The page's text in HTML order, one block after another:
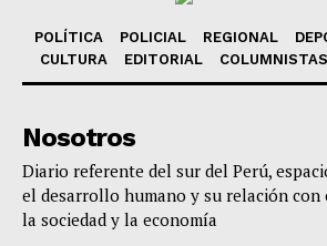
POLÍTICA POLICIAL REGIONAL
CULTURA
EDITORIAL COLUMNISTAS
Nosotros
Diario referente del sur del Perú,
el desarrollo humano y su relación con
la sociedad y la economía